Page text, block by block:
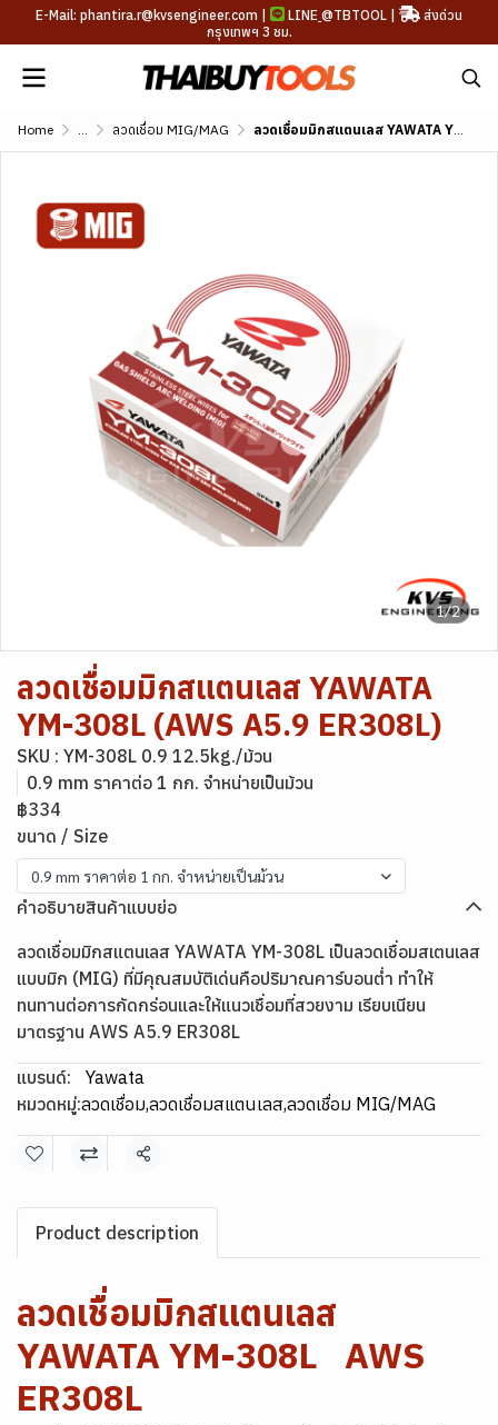
E-Mail: phantira.r@kvsengineer.com | LINE @TBTOOL |
ส่งด่วน
กรุงเทพฯ 3 ชม.
Home ... ลวดเชื่อม MIG/MAG ลวดเชื่อมมิกสแตนเลส YAWATA YM-308L (AWS A5.9 ER308L)
1/2
ลวดเชื่อมมิกสแตนเลส YAWATA
YM-308L (AWS A5.9 ER308L)
SKU : YM-308L 0.9 12.5kg./ม้วน
0.9 mm ราคาต่อ 1 กก. จำหน่ายเป็นม้วน
฿334
ขนาด / Size
0.9 mm ราคาต่อ 1 กก. จำหน่ายเป็นม้วน
คำอธิบายสินค้าแบบย่อ
ลวดเชื่อมมิกสแตนเลส YAWATA YM-308L เป็นลวดเชื่อมสเตนเลส
แบบมิก (MIG) ที่มีคุณสมบัติเด่นคือปริมาณคาร์บอนต่ำ ทำให้
ทนทานต่อการกัดกร่อนและให้แนวเชื่อมที่สวยงาม เรียบเนียน
มาตรฐาน AWS A5.9 ER308L
แบรนด์:
Yawata
หมวดหมู่:ลวดเชื่อม,ลวดเชื่อมสแตนเลส,ลวดเชื่อม MIG/MAG
แชร์
Product description
ลวดเชื่อมมิกสแตนเลส
YAWATA YM-308L AWS
ER308L